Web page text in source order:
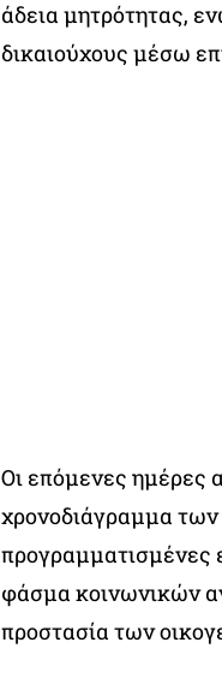
άδεια μητρότητας,
δικαιούχους μέσω
Οι επόμενες ημέρες
χρονοδιάγραμμα
προγραμματισμένες
φάσμα κοινωνικών
προστασία των